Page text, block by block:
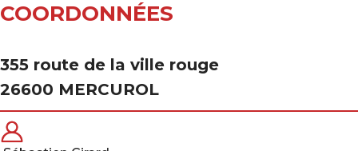
COORDONNÉES
355 route de la ville rouge
26600 MERCUROL